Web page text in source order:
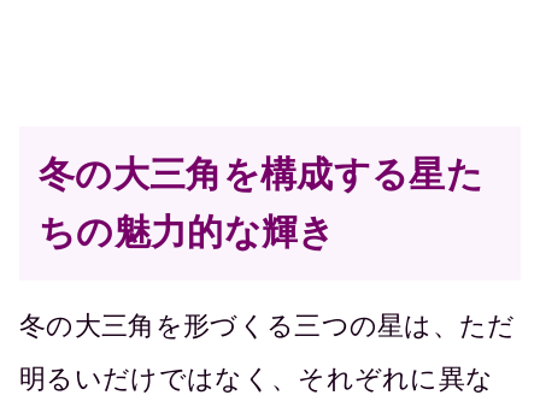
冬の大三角を構成する星た
ちの魅力的な輝き
冬の大三角を形づくる三つの星は、ただ
明るいだけではなく、それぞれに異な